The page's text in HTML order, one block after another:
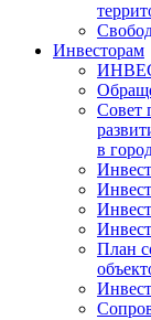
Инвесторам
Совет
в
План